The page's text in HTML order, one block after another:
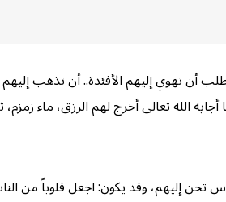
أن تهوي إليهم الأفئدة.. أن تذهب
تحن إليهم، وقد يكون: اجعل قلوباً من